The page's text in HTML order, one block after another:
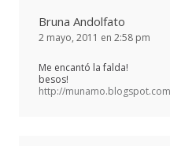
Bruna Andolfato
2 mayo, 2011 en 2:58 pm
Me encantó la falda!
besos!
http://